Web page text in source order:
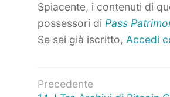
Spiacente, i contenuti di
possessori di Pass
Se sei già iscritto, Accedi
Navigazione
Precedente